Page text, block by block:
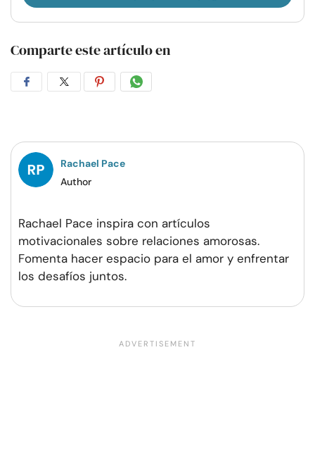
Comparte este artículo en
CompartirCompartirCompartirCompartir
Rachael Pace
Author
Rachael Pace inspira con artículos
motivacionales sobre relaciones amorosas.
Fomenta hacer espacio para el amor y enfrentar
los desafíos juntos.